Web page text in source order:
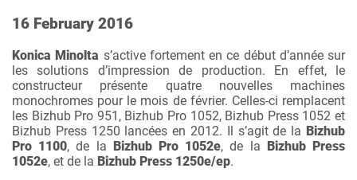
16 February 2016
Konica Minolta s’active fortement en ce début d’année sur
les solutions d’impression de production. En effet, le
constructeur présente quatre nouvelles machines
monochromes pour le mois de février. Celles-ci remplacent
les Bizhub Pro 951, Bizhub Pro 1052, Bizhub Press 1052 et
Bizhub Press 1250 lancées en 2012. Il s’agit de la Bizhub
Pro 1100, de la Bizhub Pro 1052e, de la Bizhub Press
1052e, et de la Bizhub Press 1250e/ep.